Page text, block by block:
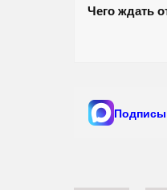
Чего ждать